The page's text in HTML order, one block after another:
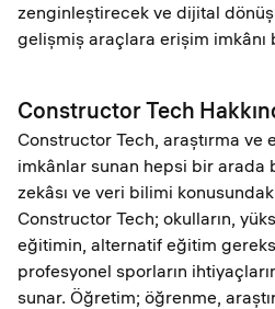
zenginleştirecek ve dijital
gelişmiş araçlara erişim imkânı
Constructor Tech
Constructor Tech, araştırma ve
imkânlar sunan hepsi bir arada
zekâsı ve veri bilimi
Constructor Tech; okulların,
eğitimin, alternatif eğitim
profesyonel sporların
sunar. Öğretim; öğrenme,